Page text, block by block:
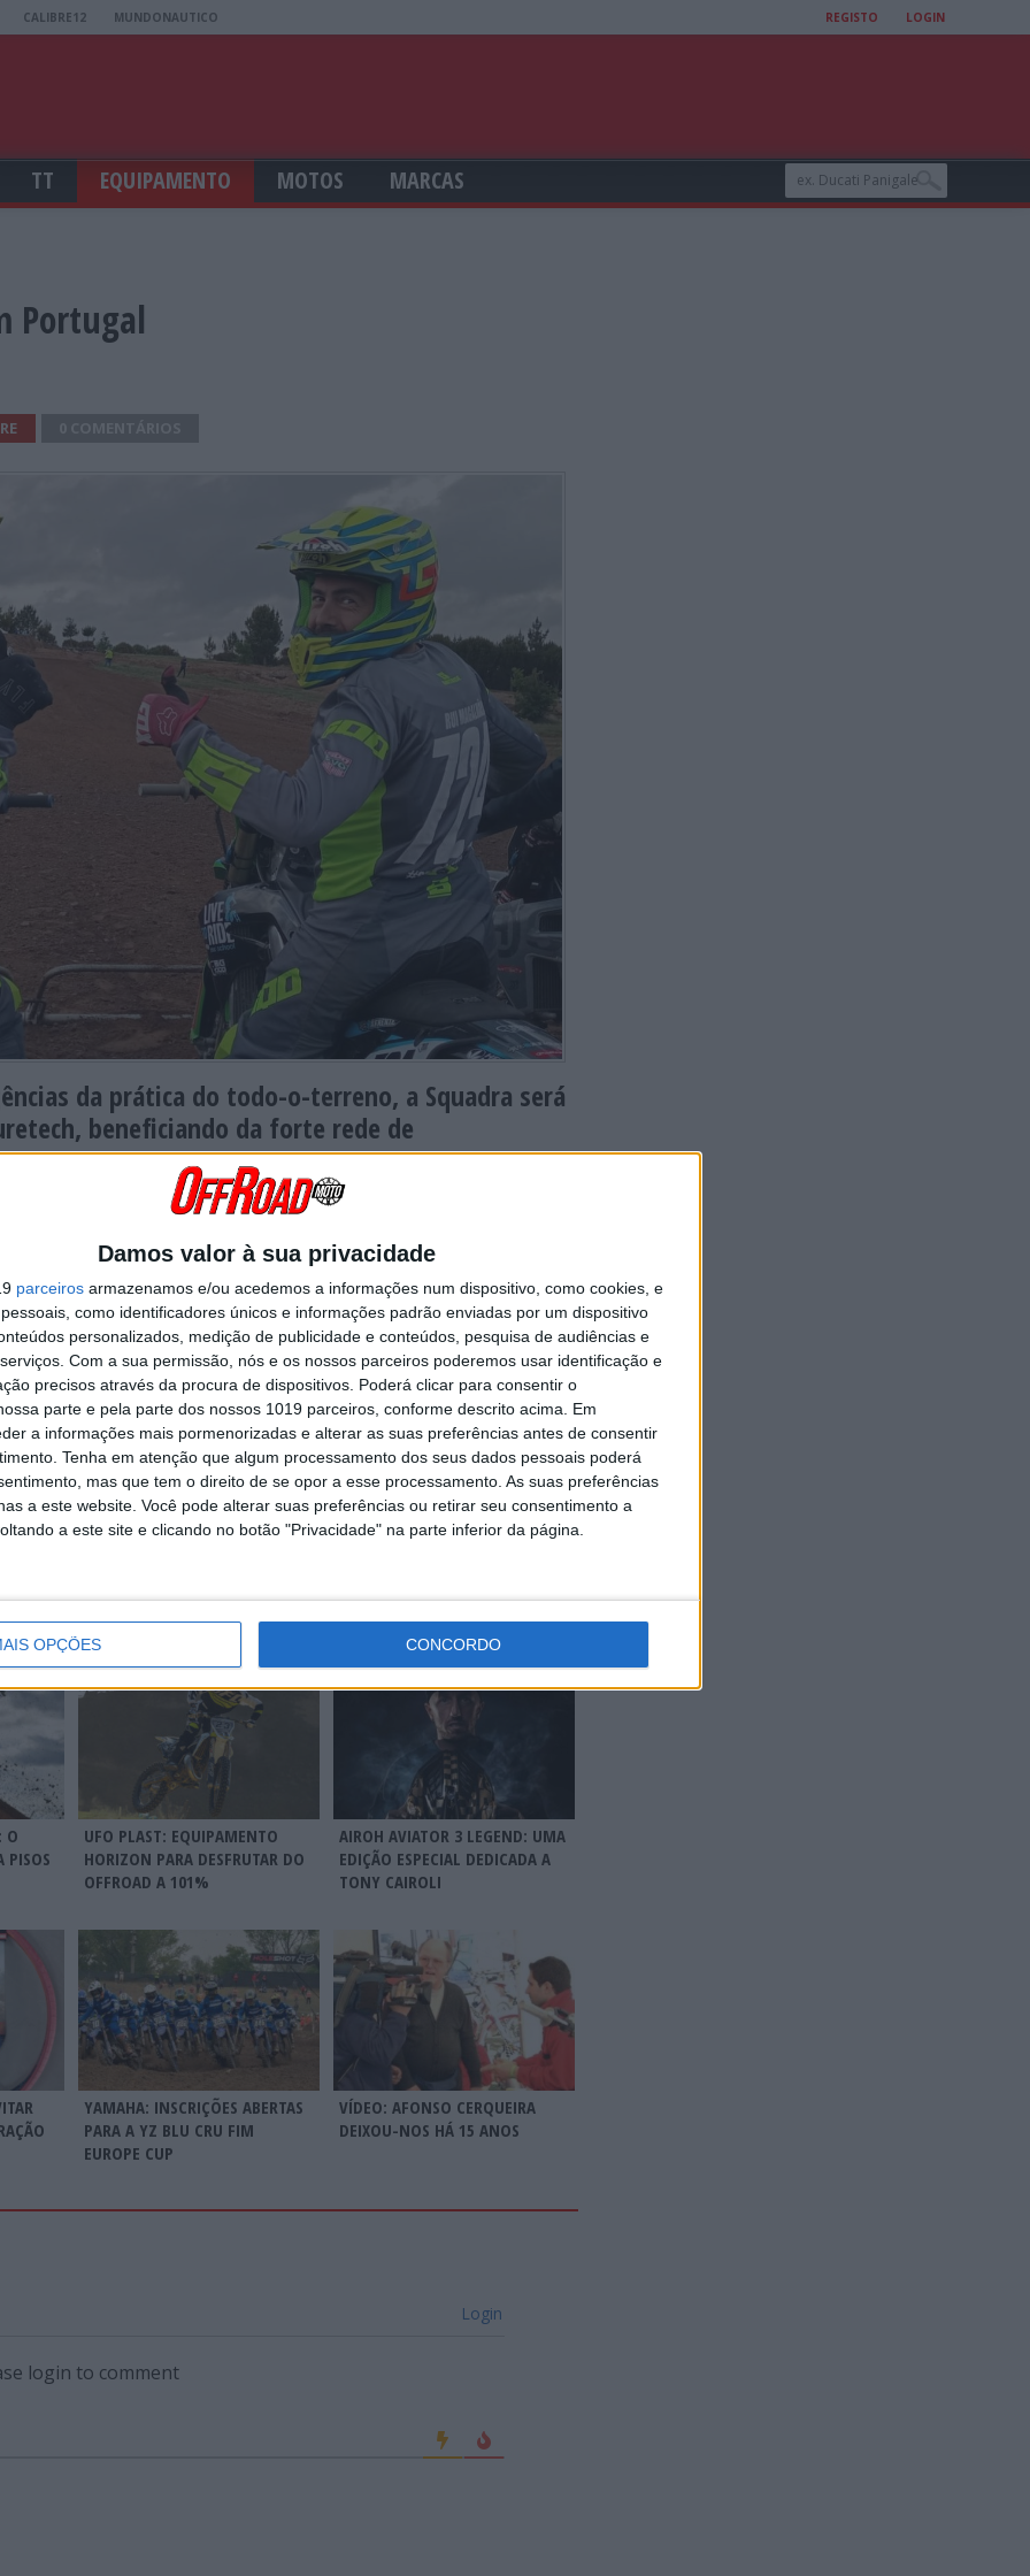
Damos valor à sua privacidade
parceiros armazenamos e/ou acedemos a informações num dispositivo, como cookies, e
como identificadores únicos e informações padrão enviadas por um dispositivo
personalizados, medição de publicidade e conteúdos, pesquisa de audiências e
Com a sua permissão, nós e os nossos parceiros poderemos usar identificação e
precisos através da procura de dispositivos. Poderá clicar para consentir o
parte e pela parte dos nossos 1019 parceiros, conforme descrito acima. Em
a informações mais pormenorizadas e alterar as suas preferências antes de consentir
Tenha em atenção que algum processamento dos seus dados pessoais poderá
mas que tem o direito de se opor a esse processamento. As suas preferências
a este website. Você pode alterar suas preferências ou retirar seu consentimento a
a este site e clicando no botão "Privacidade" na parte inferior da página.
OPÇÕES CONCORDO
CALIBRE12 MUNDONAUTICO REGISTO LOGIN
TT EQUIPAMENTO MOTOS MARCAS
Portugal
da prática do todo-o-terreno, a Squadra será
beneficiando da forte rede de
com o apoio de pilotos comoTomás Dias, Gustavo Gaudêncio, Hugo
crianças mais pequenas aos enduristas de maior compleição física, e uma
marcas e estilos.
Attack para maior conforto e ergonomia, com o ajuste articulado
maior flexibilidade e total liberdade de movimentos em cima da moto.
Dirtride Evo são perfuradas na parte frontal e na zona dos joelhos para
joelhos, resistentes ao calor e abrasão.
Continuar a ler
rally-raids
O
PISOS
UFO PLAST: EQUIPAMENTO
HORIZON PARA DESFRUTAR DO
OFFROAD A 101%
AIROH AVIATOR 3 LEGEND: UMA
EDIÇÃO ESPECIAL DEDICADA A
TONY CAIROLI
YAMAHA: INSCRIÇÕES ABERTAS
PARA A YZ BLU CRU FIM
EUROPE CUP
VÍDEO: AFONSO CERQUEIRA
DEIXOU-NOS HÁ 15 ANOS
Login
login to comment